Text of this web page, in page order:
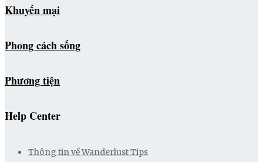
Khuyến mại
Phong cách sống
Phương tiện
Help Center
Thông tin về Wanderlust Tips